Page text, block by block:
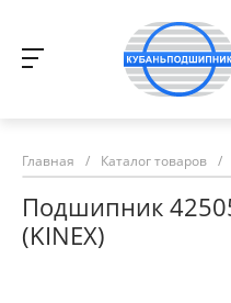
Главная / Каталог товаров /
Подшипник
(KINEX)